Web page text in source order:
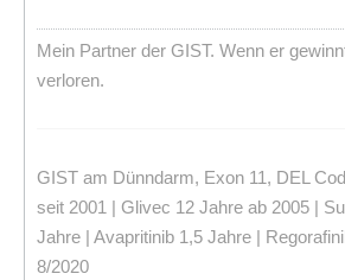
Mein Partner der GIST. Wenn er
verloren.
GIST am Dünndarm, Exon 11, DEL
seit 2001 | Glivec 12 Jahre ab 2005 |
Jahre | Avapritinib 1,5 Jahre |
8/2020